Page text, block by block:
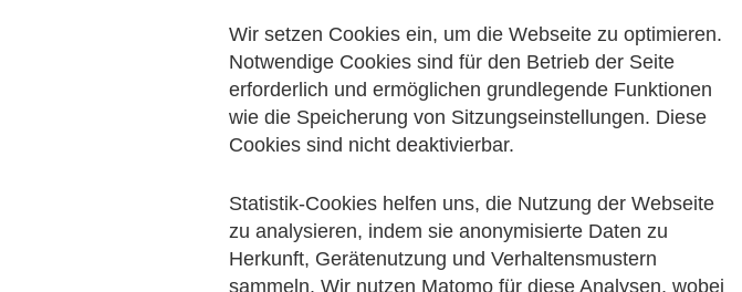
Alle Kategorien
Personalwirtschaft Handel und elektronische Kommunikation
SERVICE
Kontakt
Wir setzen Cookies ein, um die Webseite zu optimieren.
Notwendige Cookies sind für den Betrieb der Seite
erforderlich und ermöglichen grundlegende Funktionen
wie die Speicherung von Sitzungseinstellungen. Diese
Cookies sind nicht deaktivierbar.
Statistik-Cookies helfen uns, die Nutzung der Webseite
zu analysieren, indem sie anonymisierte Daten zu
Herkunft, Gerätenutzung und Verhaltensmustern
sammeln. Wir nutzen Matomo für diese Analysen, wobei